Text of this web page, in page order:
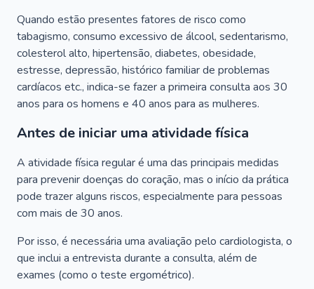
Quando estão presentes fatores de risco como
tabagismo, consumo excessivo de álcool, sedentarismo,
colesterol alto, hipertensão, diabetes, obesidade,
estresse, depressão, histórico familiar de problemas
cardíacos etc., indica-se fazer a primeira consulta aos 30
anos para os homens e 40 anos para as mulheres.
Antes de iniciar uma atividade física
A atividade física regular é uma das principais medidas
para prevenir doenças do coração, mas o início da prática
pode trazer alguns riscos, especialmente para pessoas
com mais de 30 anos.
Por isso, é necessária uma avaliação pelo cardiologista, o
que inclui a entrevista durante a consulta, além de
exames (como o teste ergométrico).